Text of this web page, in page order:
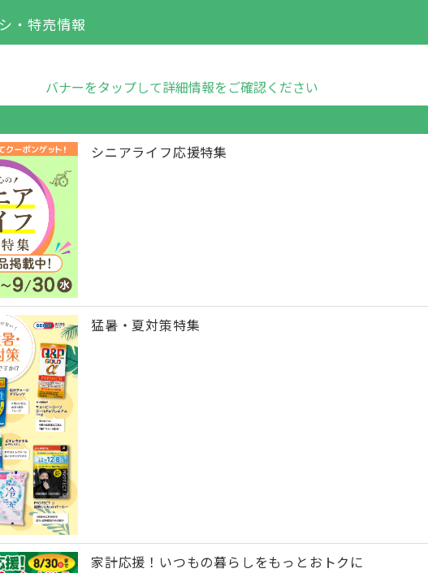
・特売情報
バナーをタップして詳細情報をご確認ください
シニアライフ応援特集
猛暑・夏対策特集
家計応援！いつもの暮らしをもっとおトクに